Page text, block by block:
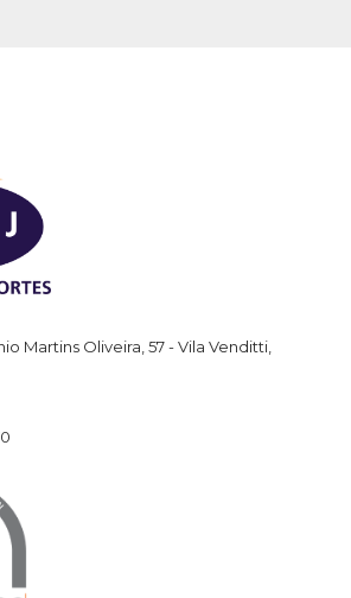
Martins Oliveira, 57 - Vila Venditti,